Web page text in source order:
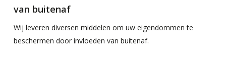
van buitenaf
Wij leveren diversen middelen om uw eigendommen te
beschermen door invloeden van buitenaf.